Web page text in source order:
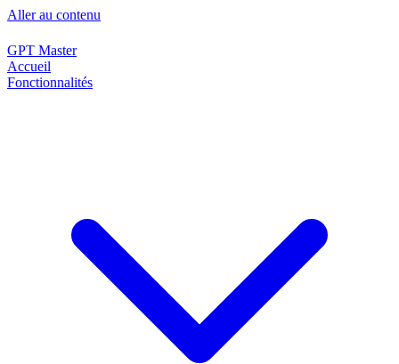
Aller au contenu
GPT Master
Accueil
Fonctionnalités